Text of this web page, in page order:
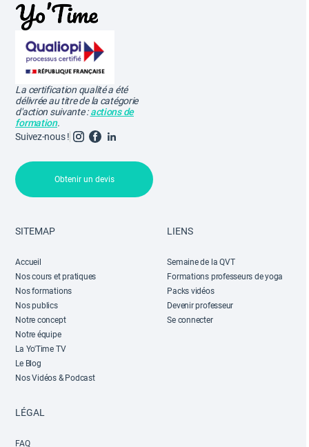
La certification qualité a été
délivrée au titre de la catégorie
d'action suivante :actions de
formation.
Suivez-nous !
SITEMAP
Accueil
Nos cours et pratiques
Nos formations
Nos publics
Notre concept
Notre équipe
La Yo'Time TV
Le Blog
Nos Vidéos & Podcast
LIENS
Semaine de la QVT
Formations professeurs de yoga
Packs vidéos
Devenir professeur
Se connecter
LÉGAL
FAQ
Obtenir un devis